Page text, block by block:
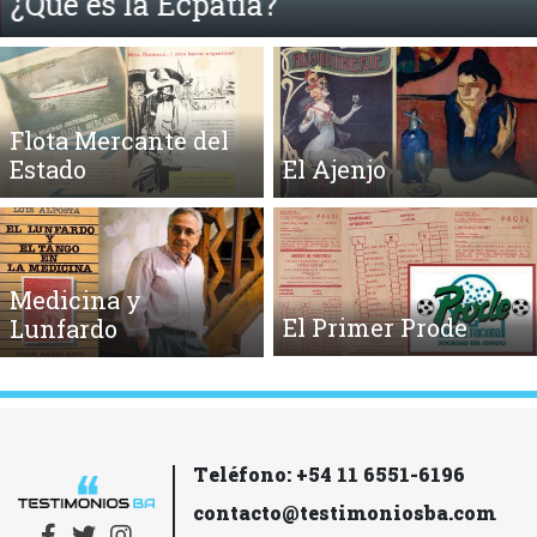
Flota Mercante del
Estado
El Ajenjo
Medicina y
Lunfardo
El Primer Prode
Teléfono: +54 11 6551-6196
contacto@testimoniosba.com